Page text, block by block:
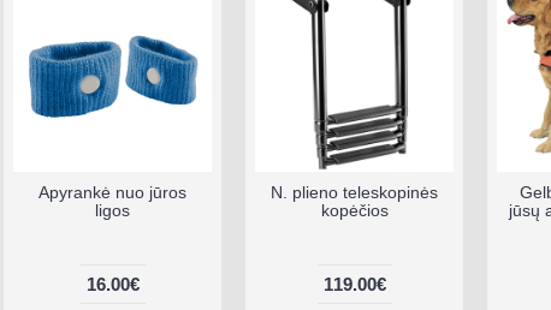
Apyrankė nuo jūros
ligos
16.00€
N. plieno teleskopinės
kopėčios
119.00€
jūsų